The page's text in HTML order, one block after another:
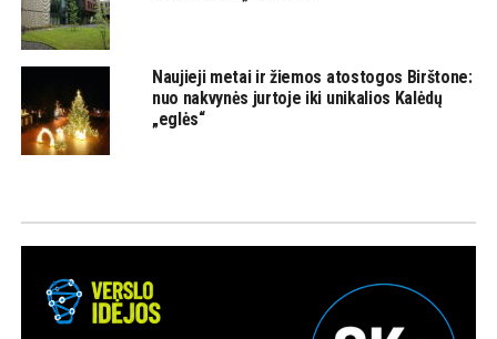
Naujieji metai ir žiemos atostogos Birštone:
nuo nakvynės jurtoje iki unikalios Kalėdų
„eglės“